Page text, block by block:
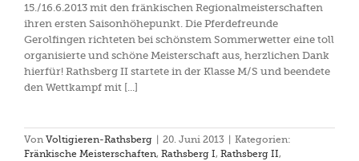
15./16.6.2013 mit den fränkischen Regionalmeisterschaften
ihren ersten Saisonhöhepunkt. Die Pferdefreunde
Gerolfingen richteten bei schönstem Sommerwetter eine toll
organisierte und schöne Meisterschaft aus, herzlichen Dank
hierfür! Rathsberg II startete in der Klasse M/S und beendete
den Wettkampf mit [...]
Von Voltigieren-Rathsberg 20. Juni 2013
Kategorien:
Fränkische Meisterschaften, Rathsberg I, Rathsberg II,